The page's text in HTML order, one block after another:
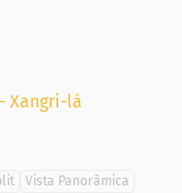
Xangri-lá
Vista Panorâmica